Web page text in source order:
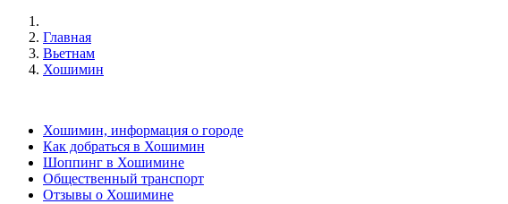
Главная
Вьетнам
Хошимин
Хошимин, информация о городе
Как добраться в Хошимин
Шоппинг в Хошимине
Общественный транспорт
Отзывы о Хошимине